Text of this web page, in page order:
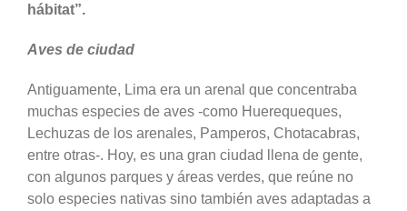
hábitat”.
Aves de ciudad
Antiguamente, Lima era un arenal que concentraba
muchas especies de aves -como Huerequeques,
Lechuzas de los arenales, Pamperos, Chotacabras,
entre otras-. Hoy, es una gran ciudad llena de gente,
con algunos parques y áreas verdes, que reúne no
solo especies nativas sino también aves adaptadas a